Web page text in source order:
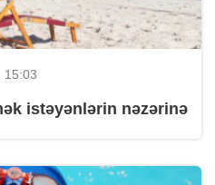
15:03
istəyənlərin nəzərinə